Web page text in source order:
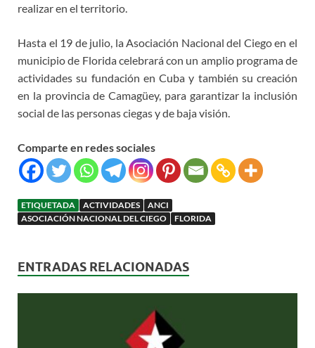
realizar en el territorio.
Hasta el 19 de julio, la Asociación Nacional del Ciego en el
municipio de Florida celebrará con un amplio programa de
actividades su fundación en Cuba y también su creación
en la provincia de Camagüey, para garantizar la inclusión
social de las personas ciegas y de baja visión.
Comparte en redes sociales
ETIQUETADA ACTIVIDADES
ANCI
ASOCIACIÓN NACIONAL DEL CIEGO
FLORIDA
ENTRADAS RELACIONADAS